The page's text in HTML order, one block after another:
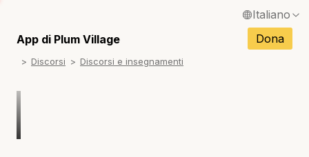
Italiano
Français / Francese
App di Plum Village Dona
Discorsi Discorsi e insegnamenti